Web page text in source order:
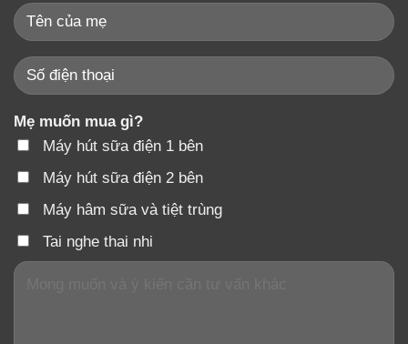
Mẹ muốn mua gì?
Máy hút sữa điện 1 bên
Máy hút sữa điện 2 bên
Máy hâm sữa và tiệt trùng
Tai nghe thai nhi